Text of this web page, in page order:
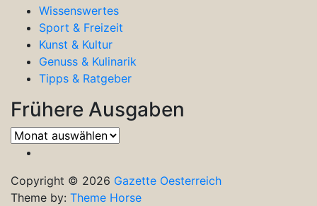
Wissenswertes
Sport & Freizeit
Kunst & Kultur
Genuss & Kulinarik
Tipps & Ratgeber
Frühere Ausgaben
Frühere
Ausgaben
Copyright © 2026 Gazette Oesterreich
Theme by: Theme Horse